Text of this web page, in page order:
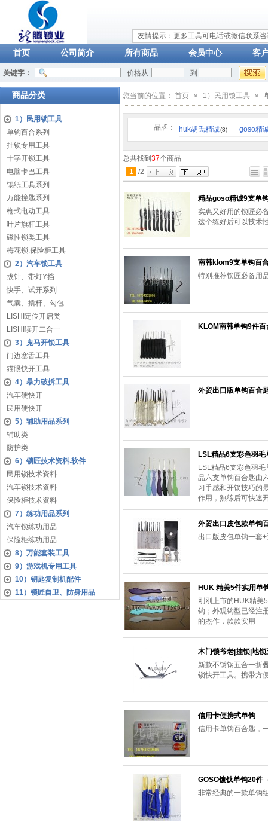
友情提示：更多工具可电话或微信联系
首页 公司简介 所有商品 会员中心 客
关键字： 价格从 到
商品分类
1）民用锁工具
单钩百合系列
挂锁专用工具
十字开锁工具
电脑卡巴工具
锡纸工具系列
万能撞匙系列
枪式电动工具
叶片旗杆工具
磁性锁类工具
梅花锁.保险柜工具
2）汽车锁工具
拔针、带灯Y挡
快手、试开系列
气囊、撬杆、勾包
LISHI定位开启类
LISHI读开二合一
3）鬼马开锁工具
门边塞舌工具
猫眼快开工具
4）暴力破拆工具
汽车硬快开
民用硬快开
5）辅助用品系列
辅助类
防护类
6）锁匠技术资料.软件
民用锁技术资料
汽车锁技术资料
保险柜技术资料
7）练功用品系列
汽车锁练功用品
保险柜练功用品
8）万能套装工具
9）游戏机专用工具
10）钥匙复制机配件
11）锁匠自卫、防身用品
您当前的位置： 首页 » 1）民用锁工具 »
品牌： huk胡氏精诚(8) goso精
总共找到 37个商品
1
/2
精品goso精诚9支单
实惠又好用的锁匠必
这个练好后可以技术
南韩klom9支单钩百
特别推荐锁匠必备用
KLOM南韩单钩9件百
外贸出口版单钩百合
LSL精品6支彩色羽毛
LSL精品6支彩色羽
品六支单钩百合匙由
习手感和开锁技巧的
作用，熟练后可快速
外贸出口皮包款单钩
出口版皮包单钩一套
HUK 精美5件实用单
刚刚上市的HUK精美
钩；外观钩型已经注
的杰作，款款实用
木门锁爷老|挂锁|地
新款不锈钢五合一折
锁快开工具。携带方
信用卡便携式单钩
信用卡单钩百合匙，
GOSO镀钛单钩20件
非常经典的一款单钩